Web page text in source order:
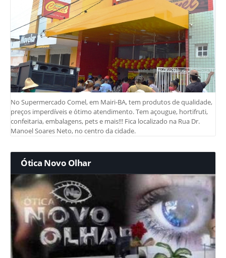
No Supermercado Comel, em Mairi-BA, tem produtos de qualidade,
preços imperdíveis e ótimo atendimento. Tem açougue, hortifruti,
confeitaria, embalagens, pets e mais!!! Fica localizado na Rua Dr.
Manoel Soares Neto, no centro da cidade.
Ótica Novo Olhar